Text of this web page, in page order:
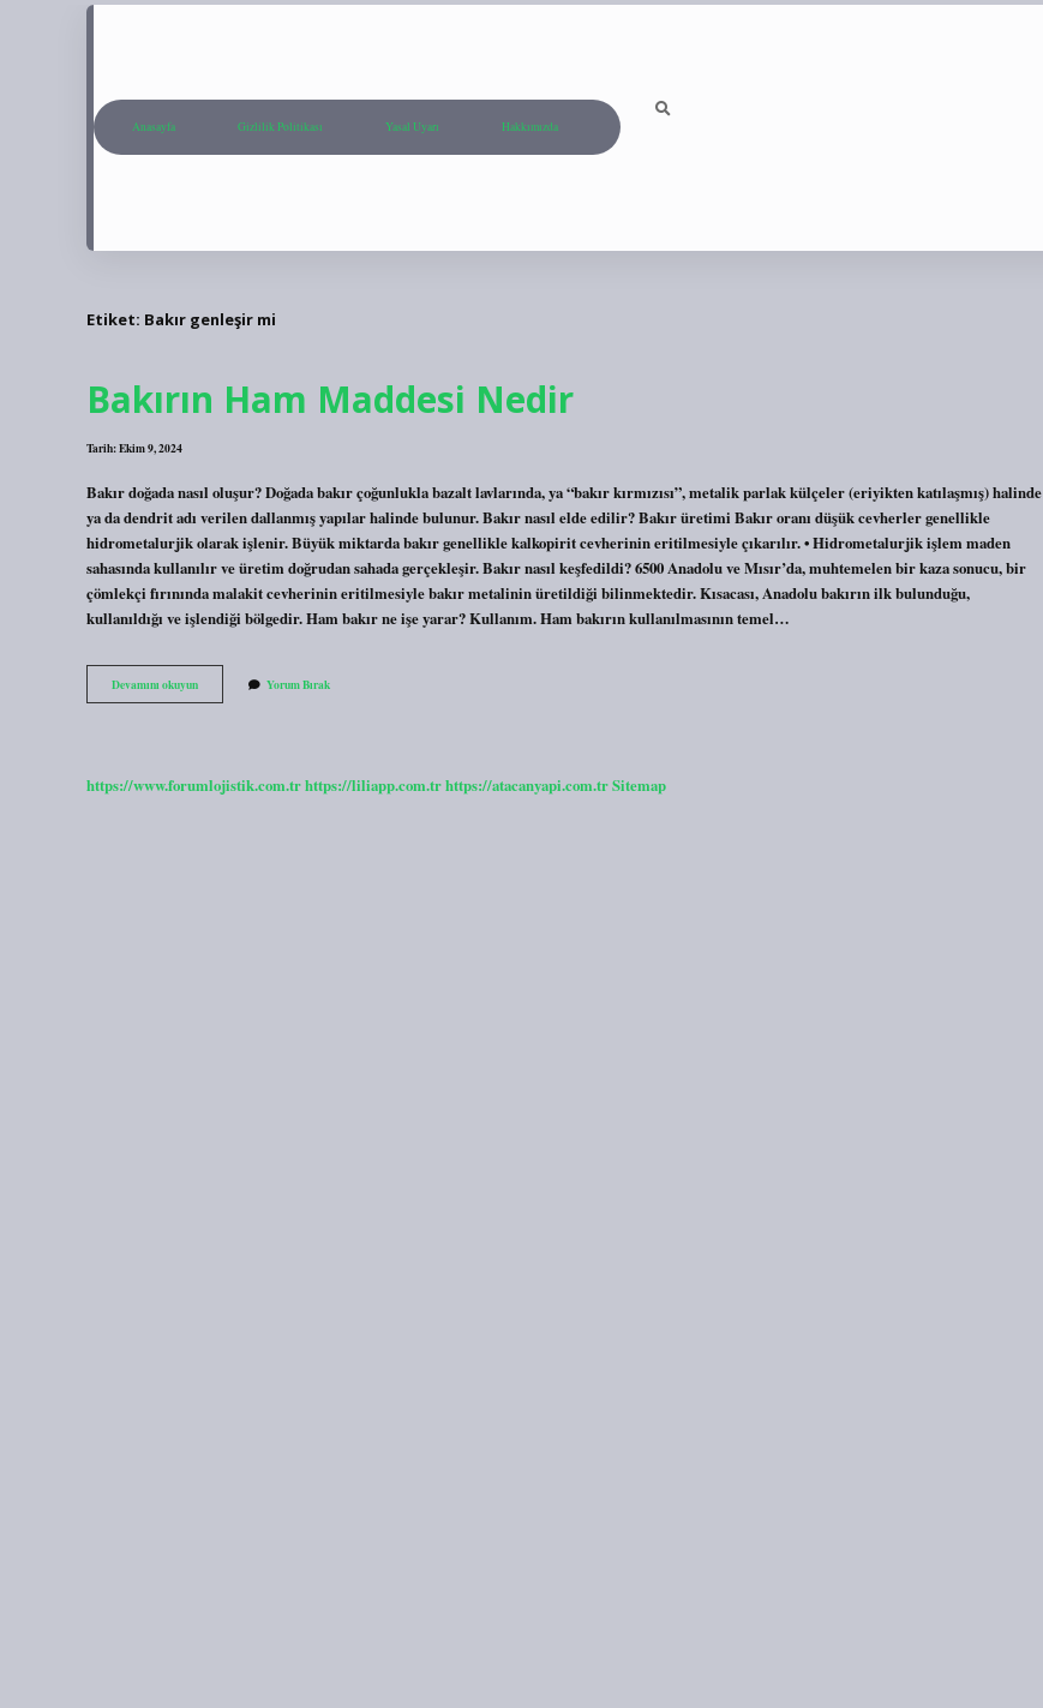
Anasayfa Gizlilik Politikası Yasal Uyarı Hakkımızda
Etiket: Bakır genleşir mi
Bakırın Ham Maddesi Nedir
Tarih: Ekim 9, 2024
Bakır doğada nasıl oluşur? Doğada bakır çoğunlukla bazalt lavlarında, ya “bakır kırmızısı”, metalik parlak külçeler (eriyikten katılaşmış) halinde
ya da dendrit adı verilen dallanmış yapılar halinde bulunur. Bakır nasıl elde edilir? Bakır üretimi Bakır oranı düşük cevherler genellikle
hidrometalurjik olarak işlenir. Büyük miktarda bakır genellikle kalkopirit cevherinin eritilmesiyle çıkarılır. • Hidrometalurjik işlem maden
sahasında kullanılır ve üretim doğrudan sahada gerçekleşir. Bakır nasıl keşfedildi? 6500 Anadolu ve Mısır’da, muhtemelen bir kaza sonucu, bir
çömlekçi fırınında malakit cevherinin eritilmesiyle bakır metalinin üretildiği bilinmektedir. Kısacası, Anadolu bakırın ilk bulunduğu,
kullanıldığı ve işlendiği bölgedir. Ham bakır ne işe yarar? Kullanım. Ham bakırın kullanılmasının temel…
Devamını okuyunBakırın
Ham
Yorum Bırak
https://www.forumlojistik.com.trhttps://liliapp.com.trhttps://atacanyapi.com.trSitemap